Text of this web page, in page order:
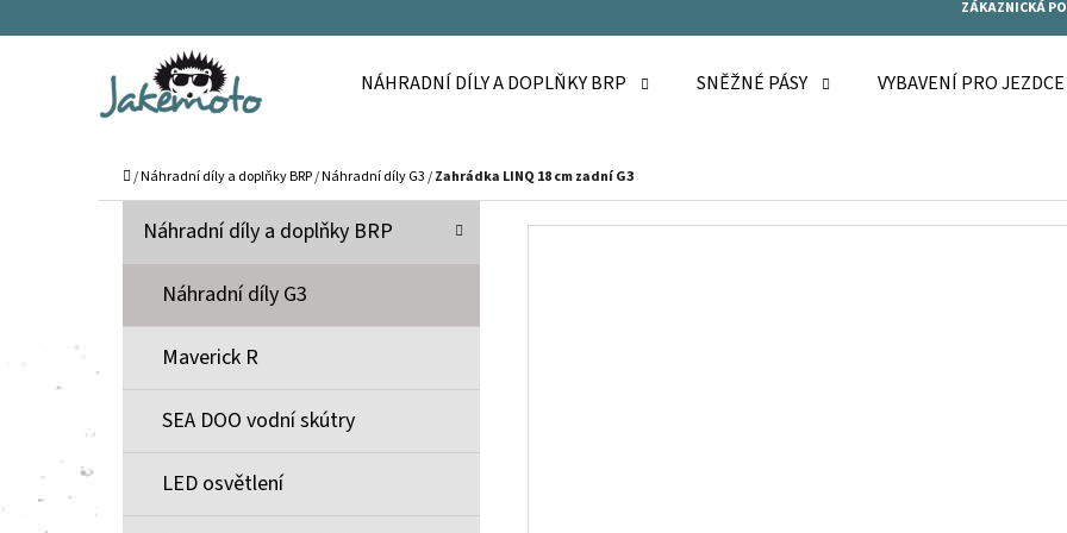
ZÁKAZNICKÁ
NÁHRADNÍ DÍLY A DOPLŇKY BRP SNĚŽNÉ PÁSY VYBAVENÍ PRO JEZDCE
Domů
/Náhradní díly a doplňky BRP/Náhradní díly G3/Zahrádka LINQ 18 cm zadní G3
R
Přeskočit
K
G
Náhradní díly a doplňky BRP
Náhradní díly G3
Maverick R
SEA DOO vodní skútry
LED osvětlení
obchodu
obchodu